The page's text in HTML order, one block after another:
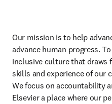
Our mission is to help
advance human progress.
inclusive culture that draws
skills and experience of our
We focus on accountability
Elsevier a place where our